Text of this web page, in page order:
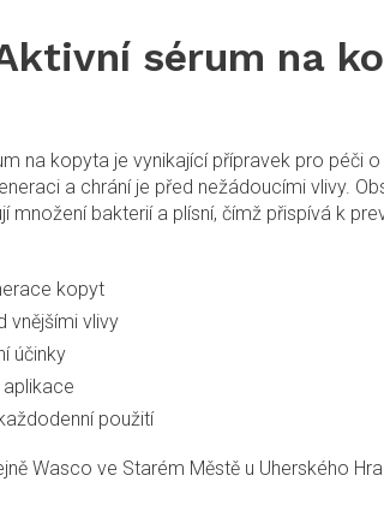
na kopyta je vynikající přípravek pro péči
a chrání je před nežádoucími vlivy.
množení bakterií a plísní, čímž přispívá k
kopyt
vnějšími vlivy
účinky
použití
Wasco ve Starém Městě u Uherského
sérum na